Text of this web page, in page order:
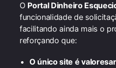
O Portal Dinheiro
funcionalidade de
facilitando ainda mais o
reforçando que:
O único site é